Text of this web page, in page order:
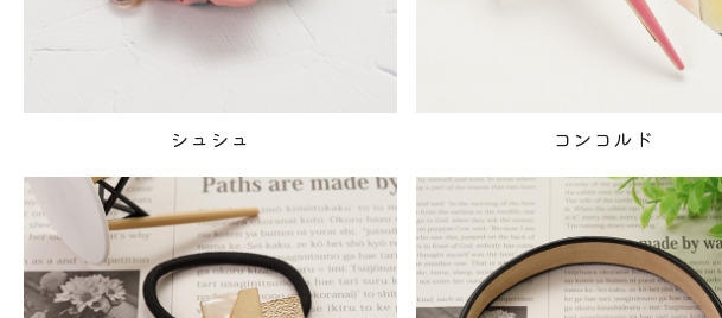
シュシュ コンコルド